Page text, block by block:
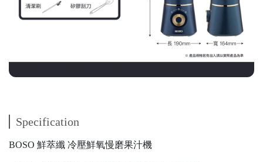
Specification
BOSO 鮮萃纖 冷壓鮮氧慢磨果汁機